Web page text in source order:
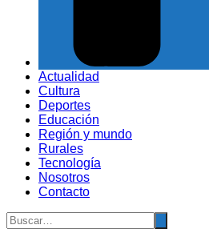
Actualidad
Cultura
Deportes
Educación
Región y mundo
Rurales
Tecnología
Nosotros
Contacto